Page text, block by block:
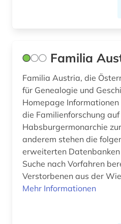
Familia
Familia Austria, die
für Genealogie und
Homepage
die Familienforschung
Habsburgermonarchie
anderem stehen die
erweiterten
Suche nach Vorfahren bereit:
Mehr Informationen